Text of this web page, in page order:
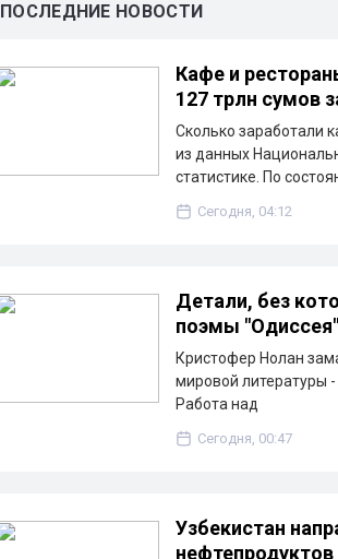
ПОСЛЕДНИЕ НОВОСТИ
Кафе и
127 трлн сумов
Сколько заработали
из данных
статистике. По
Сегодня, 04:12
Детали, без
поэмы
Кристофер Нолан
мировой литературы
Работа над
Сегодня, 00:47
Узбекистан